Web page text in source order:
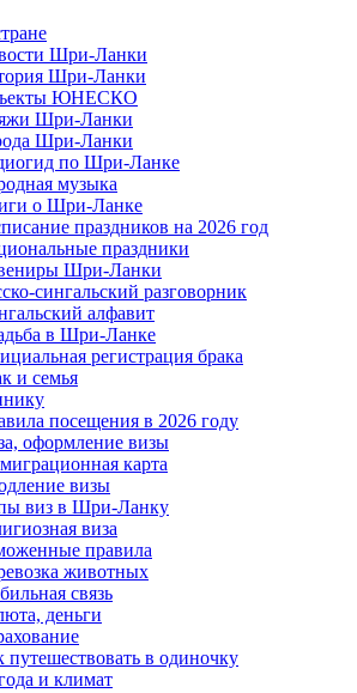
Шри-Ланки
Шри-Ланки
ЮНЕСКО
Шри-Ланки
Шри-Ланки
по Шри-Ланке
музыка
о Шри-Ланке
праздников на 2026 год
праздники
Шри-Ланки
сингальский разговорник
алфавит
в Шри-Ланке
регистрация брака
и семья
посещения в 2026 году
оформление визы
карта
визы
виз в Шри-Ланку
виза
правила
животных
связь
деньги
путешествовать в одиночку
и климат